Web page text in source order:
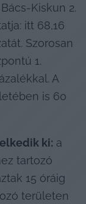
Kiskun 2.
itt 68,16
Szorosan
1.
A
is 60
ki: a
tartozó
15 óráig
területen